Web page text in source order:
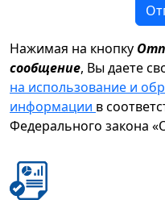
Нажимая на кнопку
сообщение, Вы даете
на использование и
информации в
Федерального закона